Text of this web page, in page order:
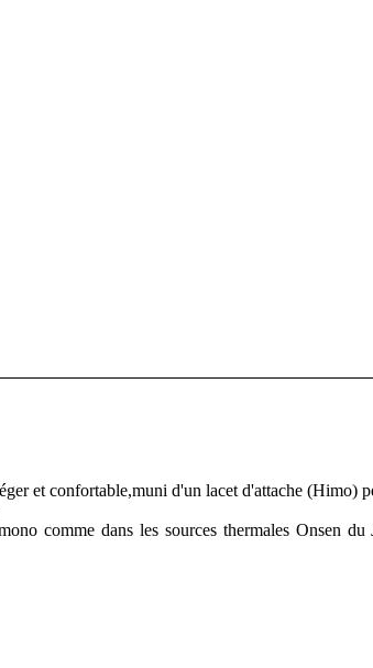
et confortable,muni d'un lacet d'attache (Himo)
comme dans les sources thermales Onsen du